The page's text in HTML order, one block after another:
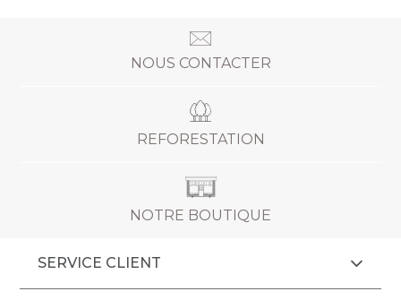
NOUS CONTACTER
REFORESTATION
NOTRE BOUTIQUE
SERVICE CLIENT